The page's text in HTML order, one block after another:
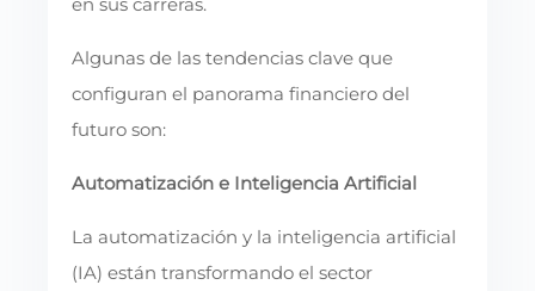
Algunas de las tendencias clave que
configuran el panorama financiero del
futuro son:
Automatización e Inteligencia Artificial
La automatización y la inteligencia artificial
(IA) están transformando el sector